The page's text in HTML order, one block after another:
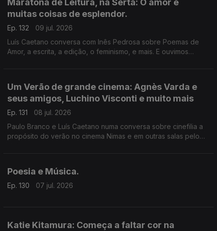
Maratona de Leitura, na Sertã: O amor é
muitas coisas de esplendor.
Ep. 132
09 jul. 2026
Luís Caetano conversa com Inês Pedrosa sobre Poemas de
Amor, a escrita, a edição, o feminismo, e mais. E ouvimos
Um Verão de grande cinema: Agnès Varda e
seus amigos, Luchino Visconti e muito mais
Ep. 131
08 jul. 2026
Paulo Branco e Luís Caetano numa conversa sobre cinefilia a
propósito do verão no cinema Nimas e em outras salas pelo
Poesia e Música.
Ep. 130 07 jul. 2026
Katie Kitamura: Começa a faltar cor na